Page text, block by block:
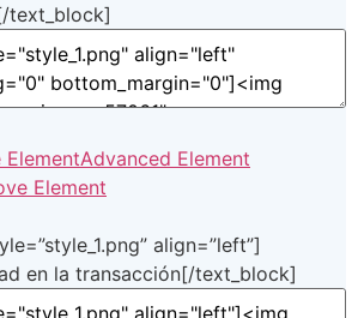
text_block]
ElementAdvanced Element
Element
align=”left”]
en la transacción[/text_block]